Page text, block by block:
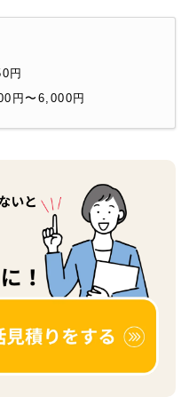
円
円〜6,000円